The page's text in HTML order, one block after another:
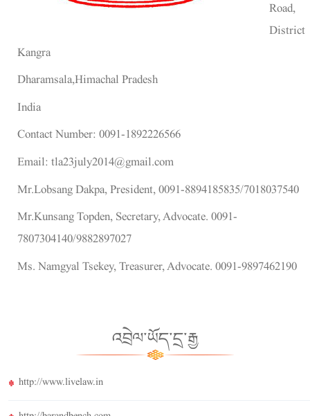
Road,
District
Kangra
Dharamsala,Himachal Pradesh
India
Contact Number: 0091-1892226566
Email: tla23july2014@gmail.com
Mr.Lobsang Dakpa, President, 0091-8894185835/7018037540
Mr.Kunsang Topden, Secretary, Advocate. 0091-
7807304140/9882897027
Ms. Namgyal Tsekey, Treasurer, Advocate. 0091-9897462190
འབྲེལ་ཡོད་དྲ་རྒྱ
http://www.livelaw.in